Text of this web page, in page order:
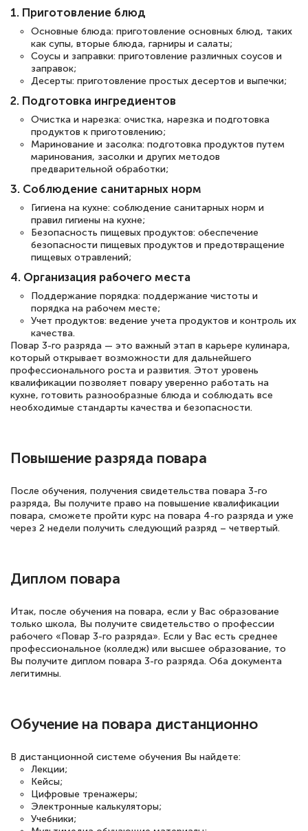
1. Приготовление блюд
Основные блюда: приготовление основных блюд, таких
как супы, вторые блюда, гарниры и салаты;
Соусы и заправки: приготовление различных соусов и
заправок;
Десерты: приготовление простых десертов и выпечки;
2. Подготовка ингредиентов
Очистка и нарезка: очистка, нарезка и подготовка
продуктов к приготовлению;
Маринование и засолка: подготовка продуктов путем
маринования, засолки и других методов
предварительной обработки;
3. Соблюдение санитарных норм
Гигиена на кухне: соблюдение санитарных норм и
правил гигиены на кухне;
Безопасность пищевых продуктов: обеспечение
безопасности пищевых продуктов и предотвращение
пищевых отравлений;
4. Организация рабочего места
Поддержание порядка: поддержание чистоты и
порядка на рабочем месте;
Учет продуктов: ведение учета продуктов и контроль их
качества.
Повар 3-го разряда — это важный этап в карьере кулинара,
который открывает возможности для дальнейшего
профессионального роста и развития. Этот уровень
квалификации позволяет повару уверенно работать на
кухне, готовить разнообразные блюда и соблюдать все
необходимые стандарты качества и безопасности.
Повышение разряда повара
После обучения, получения свидетельства повара 3-го
разряда, Вы получите право на повышение квалификации
повара, сможете пройти курс на повара 4-го разряда и уже
через 2 недели получить следующий разряд – четвертый.
Диплом повара
Итак, после обучения на повара, если у Вас образование
только школа, Вы получите свидетельство о профессии
рабочего «Повар 3-го разряда». Если у Вас есть среднее
профессиональное (колледж) или высшее образование, то
Вы получите диплом повара 3-го разряда. Оба документа
легитимны.
Обучение на повара дистанционно
В дистанционной системе обучения Вы найдете:
Лекции;
Кейсы;
Цифровые тренажеры;
Электронные калькуляторы;
Учебники;